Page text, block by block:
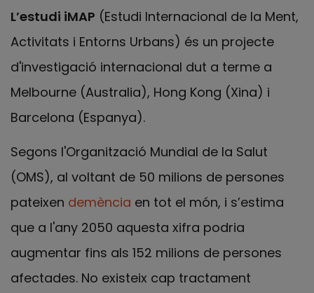
L’estudi iMAP (Estudi Internacional de la Ment,
Activitats i Entorns Urbans) és un projecte
d'investigació internacional dut a terme a
Melbourne (Australia), Hong Kong (Xina) i
Barcelona (Espanya).
Segons l'Organització Mundial de la Salut
(OMS), al voltant de 50 milions de persones
pateixen demència en tot el món, i s’estima
que a l'any 2050 aquesta xifra podria
augmentar fins als 152 milions de persones
afectades. No existeix cap tractament